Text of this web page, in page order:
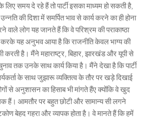
लिए समय दे रहे हैं तो पार्टी इसका माध्यम हो सकती है,
की दिशा में समर्पित भाव से कार्य करने का ही होना
वाले लोग यह जानते हैं कि वे परिश्रम की पराकाष्ठा
यह अनुभव आया है कि राजनीति केवल भाग्य की
करती है। मैंने महाराष्ट्र, बिहार, झारखंड और यूपी से
तक उनके साथ कार्य किया है। मैंने देखा है कि पार्टी
के साथ जुझारू व्यक्तित्व के तौर पर खड़े दिखाई
से अनुशासन का हिसाब भी मांगते हैंए क्योंकि वे खुद
आमतौर पर बहुत छोटी और सामान्य सी लगने
बेहद गहरा और व्यापक होता है। वे मानते हैं कि हमें